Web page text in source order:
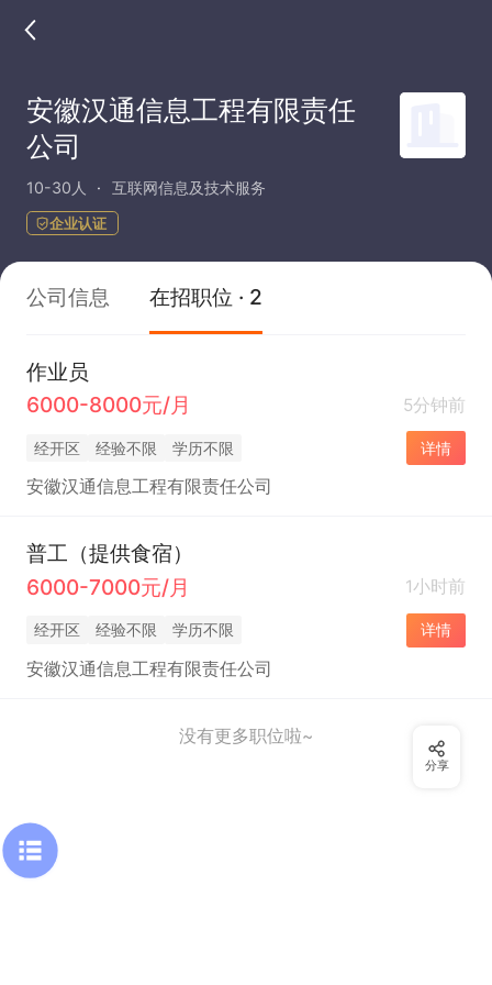
安徽汉通信息工程有限责任
公司
10-30人 互联网信息及技术服务
企业认证
公司信息 在招职位 · 2
作业员
6000-8000元/月
5分钟前
经开区 经验不限 学历不限 详情
安徽汉通信息工程有限责任公司
普工（提供食宿）
6000-7000元/月
1小时前
经开区 经验不限 学历不限 详情
安徽汉通信息工程有限责任公司
没有更多职位啦~
分享